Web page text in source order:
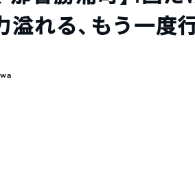
溢れる、もう一度